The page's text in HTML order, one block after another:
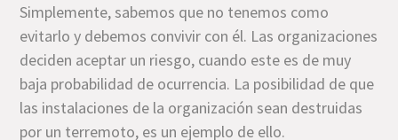
Simplemente, sabemos que no tenemos como
evitarlo y debemos convivir con él. Las organizaciones
deciden aceptar un riesgo, cuando este es de muy
baja probabilidad de ocurrencia. La posibilidad de que
las instalaciones de la organización sean destruidas
por un terremoto, es un ejemplo de ello.